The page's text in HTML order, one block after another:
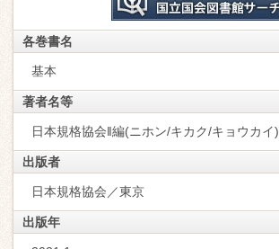
各巻書名
基本
著者名等
日本規格協会‖編(ニホン/キカク/キョウカイ)
出版者
日本規格協会／東京
出版年